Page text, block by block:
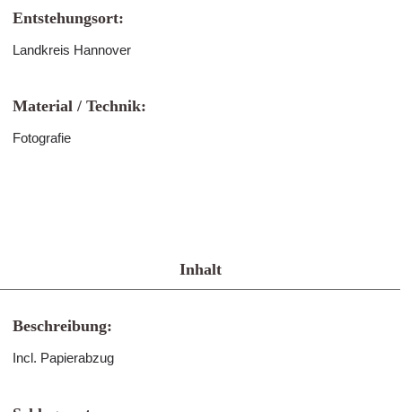
Entstehungsort:
Landkreis Hannover
Material / Technik:
Fotografie
Inhalt
Beschreibung:
Incl. Papierabzug